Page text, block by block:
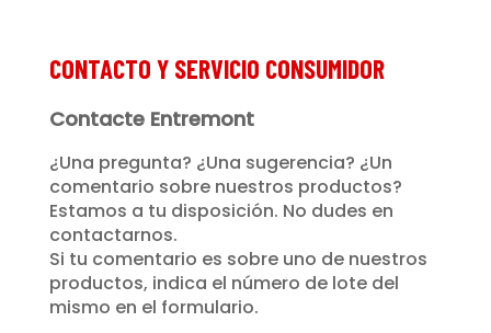
CONTACTO Y SERVICIO CONSUMIDOR
Contacte Entremont
¿Una pregunta? ¿Una sugerencia? ¿Un
comentario sobre nuestros productos?
Estamos a tu disposición. No dudes en
contactarnos.
Si tu comentario es sobre uno de nuestros
productos, indica el número de lote del
mismo en el formulario.